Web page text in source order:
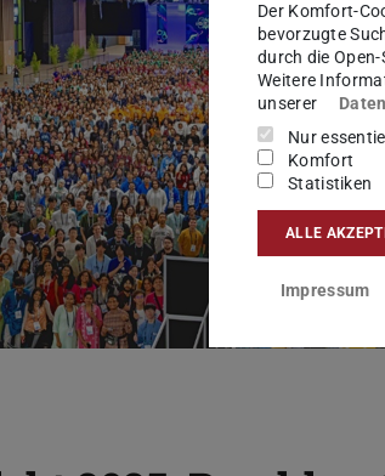
Der Komfort-
bevorzugte
durch die
Weitere
unserer
Nur
Komfort
Statistiken
ALLE
Impressum